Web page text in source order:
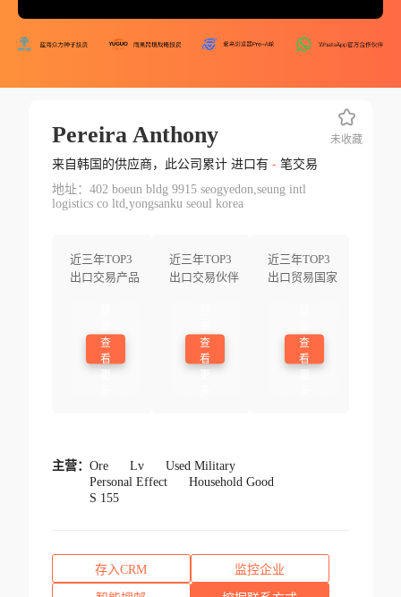
Pereira Anthony
来自韩国的供应商，此公司累计 进口有 -笔交易
地址：402 boeun bldg 9915 seogyedon,seung intl
logistics co ltd,yongsanku seoul korea
近三年TOP3
出口交易产品
查
看
近三年TOP3
出口交易伙伴
查
看
近三年TOP3
出口贸易国家
查
看
未收藏
主营： Ore Lv
Used Military
Personal Effect
Household Good
S 155
存入CRM 监控企业